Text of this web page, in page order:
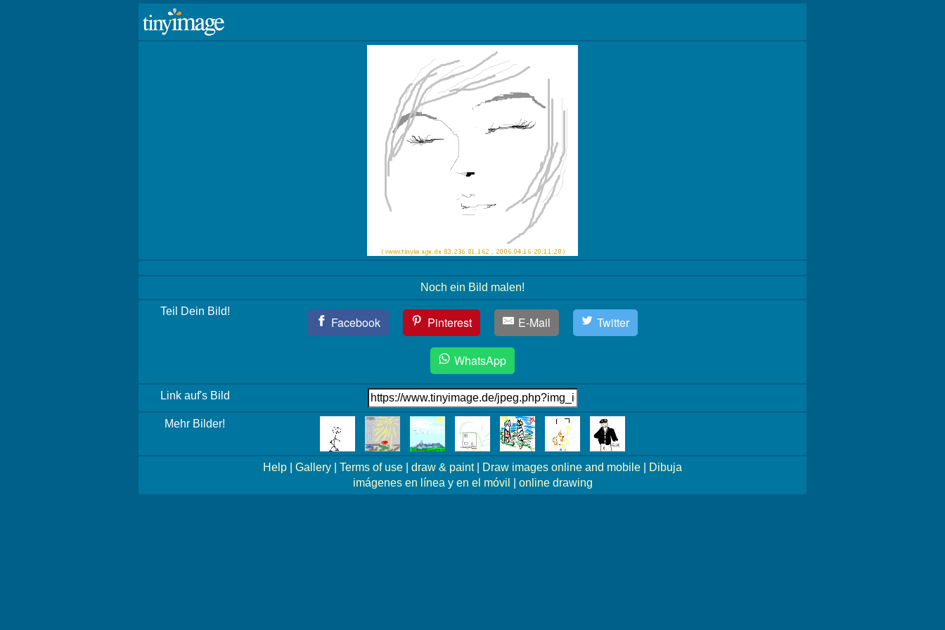
Noch ein Bild malen!
Teil Dein Bild!
Facebook Pinterest E-Mail Twitter
WhatsApp
Link auf's Bild
Mehr Bilder!
Help Gallery Terms of use draw & paint| Draw images online and mobile
Dibuja
imágenes en línea y en el móvil
online drawing